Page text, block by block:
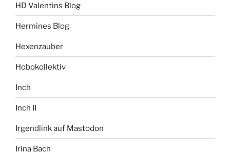
HD Valentins Blog
Hermines Blog
Hexenzauber
Hobokollektiv
Inch
Inch II
Irgendlink auf Mastodon
Irina Bach